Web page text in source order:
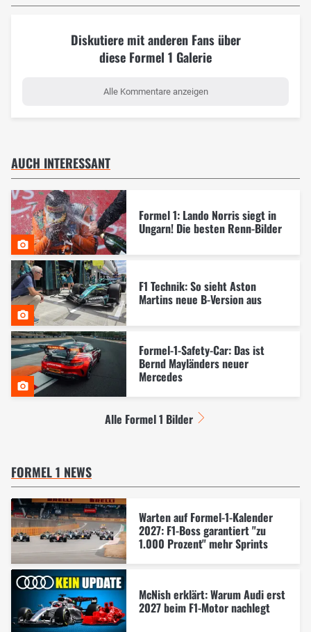
Diskutiere mit anderen Fans über
diese Formel 1 Galerie
Alle Kommentare anzeigen
AUCH INTERESSANT
Formel 1: Lando Norris siegt in
Ungarn! Die besten Renn-Bilder
F1 Technik: So sieht Aston
Martins neue B-Version aus
Formel-1-Safety-Car: Das ist
Bernd Mayländers neuer
Mercedes
Alle Formel 1 Bilder
FORMEL 1 NEWS
Warten auf Formel-1-Kalender
2027: F1-Boss garantiert "zu
1.000 Prozent" mehr Sprints
McNish erklärt: Warum Audi erst
2027 beim F1-Motor nachlegt